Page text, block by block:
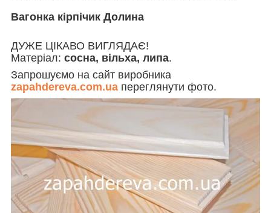
Вагонка кірпічик Долина
ДУЖЕ ЦІКАВО ВИГЛЯДАЄ!
Матеріал: сосна, вільха, липа.
Запрошуємо на сайт виробника
zapahdereva.com.ua переглянути фото.